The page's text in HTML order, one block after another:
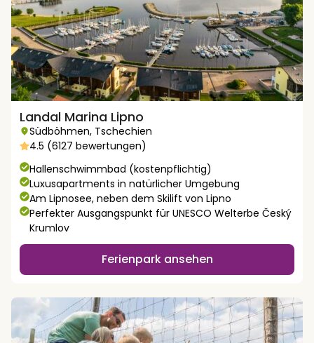
Landal Marina Lipno
Südböhmen, Tschechien
4.5 (6127 bewertungen)
Hallenschwimmbad (kostenpflichtig)
Luxusapartments in natürlicher Umgebung
Am Lipnosee, neben dem Skilift von Lipno
Perfekter Ausgangspunkt für UNESCO Welterbe Český
Krumlov
Ferienpark ansehen